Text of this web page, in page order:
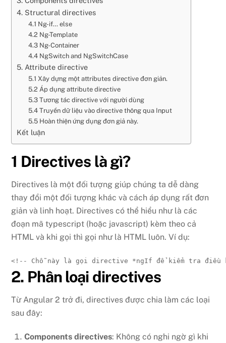
4. Structural directives
4.1 Ng-if… else
4.2 Ng-Template
4.3 Ng-Container
4.4 NgSwitch and NgSwitchCase
5. Attribute directive
5.1 Xây dựng một attributes directive đơn giản.
5.2 Áp dụng attribute directive
5.3 Tương tác directive với người dùng
5.4 Truyền dữ liệu vào directive thông qua Input
5.5 Hoàn thiện ứng dụng đơn giả này.
Kết luận
1 Directives là gì?
Directives là một đối tượng giúp chúng ta dễ dàng
thay đổi một đối tượng khác và cách áp dụng rất đơn
giản và linh hoạt. Directives có thể hiểu như là các
đoạn mã typescript (hoặc javascript) kèm theo cả
HTML và khi gọi thì gọi như là HTML luôn. Ví dụ:
<!-- Chỗ này là gọi directive *ngIf để kiểm tra
2. Phân loại directives
Từ Angular 2 trở đi, directives được chia làm các loại
sau đây:
Components directives: Không có nghi ngờ gì khi